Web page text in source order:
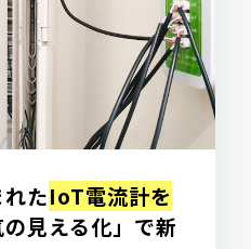
たIoT電流計を
見える化」で新